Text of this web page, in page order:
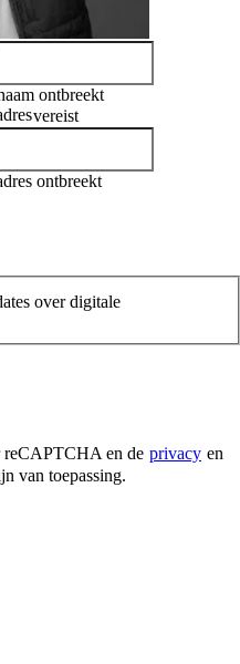
ontbreekt
vereist
ontbreekt
over digitale
reCAPTCHA en de privacy en
van toepassing.